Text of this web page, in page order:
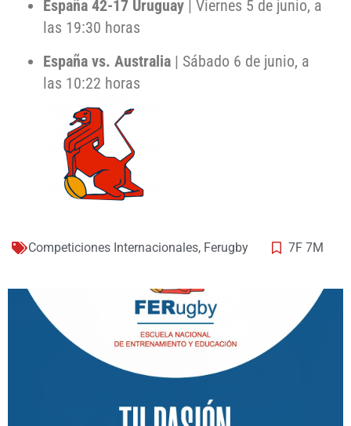
España 42-17 Uruguay | Viernes 5 de junio, a
las 19:30 horas
España vs. Australia | Sábado 6 de junio, a
las 10:22 horas
Competiciones Internacionales, Ferugby 7F 7M